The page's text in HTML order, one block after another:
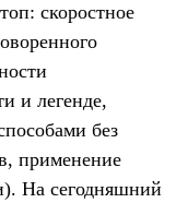
скоростное
и легенде,
без
применение
На сегодняшний